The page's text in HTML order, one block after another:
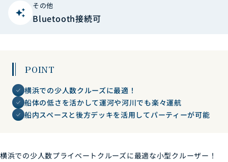
auto_awesome
その他
Bluetooth接続可
POINT
横浜での少人数クルーズに最適！
船体の低さを活かして運河や河川でも楽々運航
船内スペースと後方デッキを活用してパーティーが可能
横浜での少人数プライベートクルーズに最適な小型クルーザー！